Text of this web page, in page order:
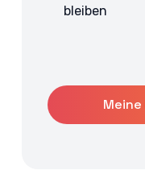
bleiben